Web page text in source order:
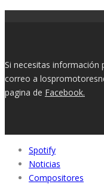
Si necesitas información
correo a
pagina de Facebook.
Spotify
Noticias
Compositores